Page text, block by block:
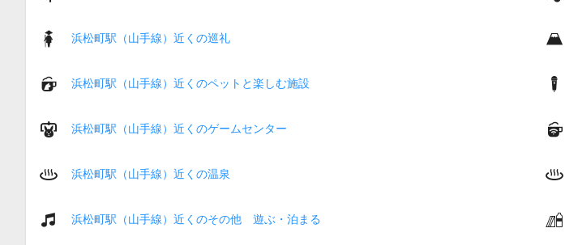
浜松町駅（山手線）近くの巡礼
浜松町駅（山手線）近くのペットと楽しむ施設
浜松町駅（山手線）近くのゲームセンター
浜松町駅（山手線）近くの温泉
浜松町駅（山手線）近くのその他 遊ぶ・泊まる